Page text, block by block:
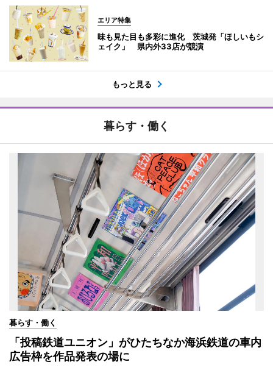
エリア特集
味も見た目も多彩に進化 茨城発「ほしいもシ
ェイク」 県内外33店が競演
もっと見る
暮らす・働く
暮らす・働く
「投稿鉄道ユニオン」がひたちなか海浜鉄道の車内
広告枠を作品発表の場に